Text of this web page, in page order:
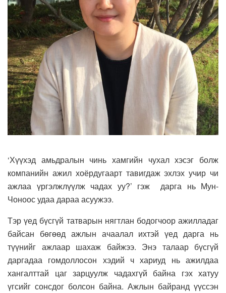
‘Хүүхэд амьдралын чинь хамгийн чухал хэсэг болж
компанийн ажил хоёрдугаарт тавигдаж эхлэх учир чи
ажлаа үргэлжлүүлж чадах уу?’ гэж дарга нь Мун-
Чоноос удаа дараа асуужээ.
Тэр үед бүсгүй татварын нягтлан бодогчоор ажилладаг
байсан бөгөөд ажлын ачаалал ихтэй үед дарга нь
түүнийг ажлаар шахаж байжээ. Энэ талаар бүсгүй
даргадаа гомдоллосон хэдий ч хариуд нь ажилдаа
хангалттай цаг зарцуулж чадахгүй байна гэх хатуу
үгсийг сонсдог болсон байна. Ажлын байранд үүссэн